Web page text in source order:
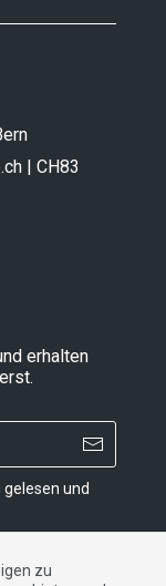
| CH83
erhalten
gelesen und
zu